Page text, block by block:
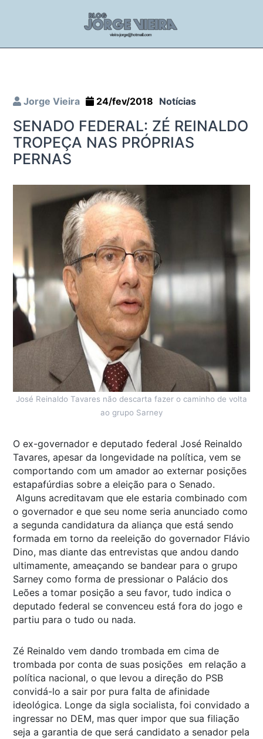
Jorge Vieira 24/fev/2018 Notícias
SENADO FEDERAL: ZÉ REINALDO
TROPEÇA NAS PRÓPRIAS
PERNAS
José Reinaldo Tavares não descarta fazer o caminho de volta
ao grupo Sarney
O ex-governador e deputado federal José Reinaldo
Tavares, apesar da longevidade na política, vem se
comportando com um amador ao externar posições
estapafúrdias sobre a eleição para o Senado.
Alguns acreditavam que ele estaria combinado com
o governador e que seu nome seria anunciado como
a segunda candidatura da aliança que está sendo
formada em torno da reeleição do governador Flávio
Dino, mas diante das entrevistas que andou dando
ultimamente, ameaçando se bandear para o grupo
Sarney como forma de pressionar o Palácio dos
Leões a tomar posição a seu favor, tudo indica o
deputado federal se convenceu está fora do jogo e
partiu para o tudo ou nada.
Zé Reinaldo vem dando trombada em cima de
trombada por conta de suas posições em relação a
política nacional, o que levou a direção do PSB
convidá-lo a sair por pura falta de afinidade
ideológica. Longe da sigla socialista, foi convidado a
ingressar no DEM, mas quer impor que sua filiação
seja a garantia de que será candidato a senador pela